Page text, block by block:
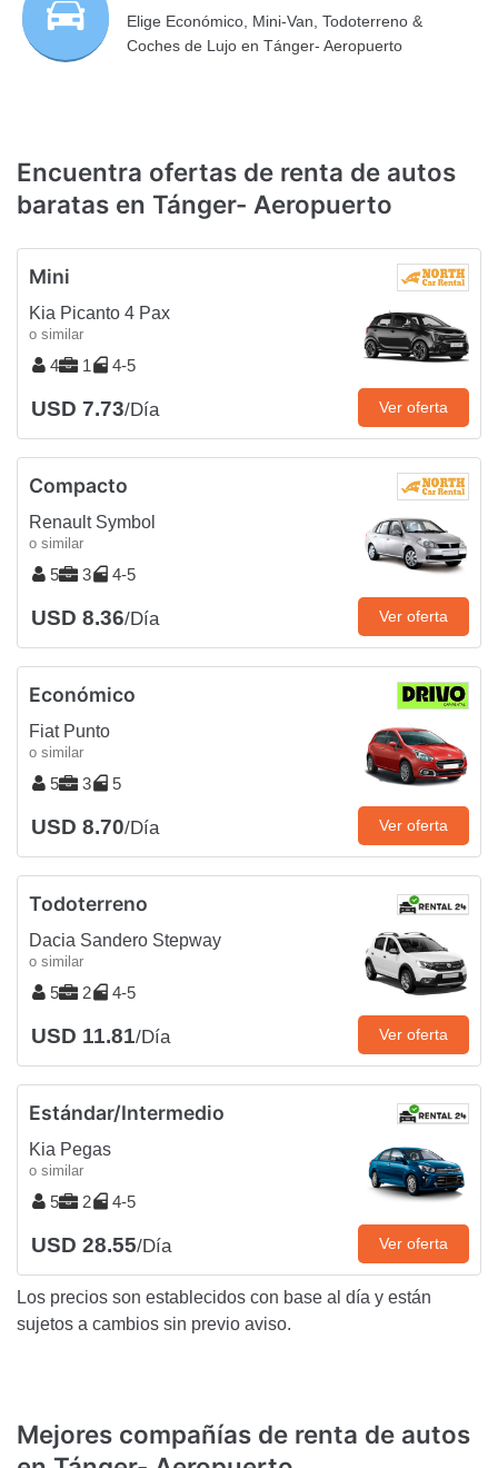
Elige Económico, Mini-Van, Todoterreno &
Coches de Lujo en Tánger- Aeropuerto
Encuentra ofertas de renta de autos
baratas en Tánger- Aeropuerto
Mini
Kia Picanto 4 Pax
o similar
4 1 4-5
USD 7.73/Día Ver oferta
Compacto
Renault Symbol
o similar
5 3 4-5
USD 8.36/Día Ver oferta
Económico
Fiat Punto
o similar
5 3 5
USD 8.70/Día Ver oferta
Todoterreno
Dacia Sandero Stepway
o similar
5 2 4-5
USD 11.81/Día Ver oferta
Estándar/Intermedio
Kia Pegas
o similar
5 2 4-5
USD 28.55/Día Ver oferta
Los precios son establecidos con base al día y están
sujetos a cambios sin previo aviso.
Mejores compañías de renta de autos